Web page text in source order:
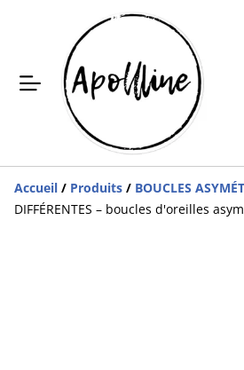
Accueil / Produits / BOUCLES
DIFFÉRENTES – boucles d'oreilles